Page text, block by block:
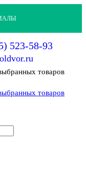
523-58-93
товаров
товаров